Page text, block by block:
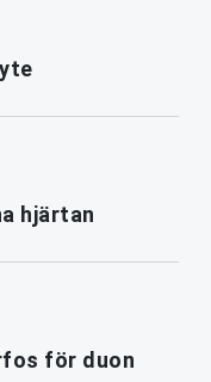
hjärtan
för duon